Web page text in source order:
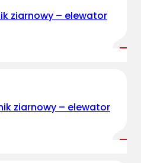
ziarnowy – elewator
ziarnowy – elewator